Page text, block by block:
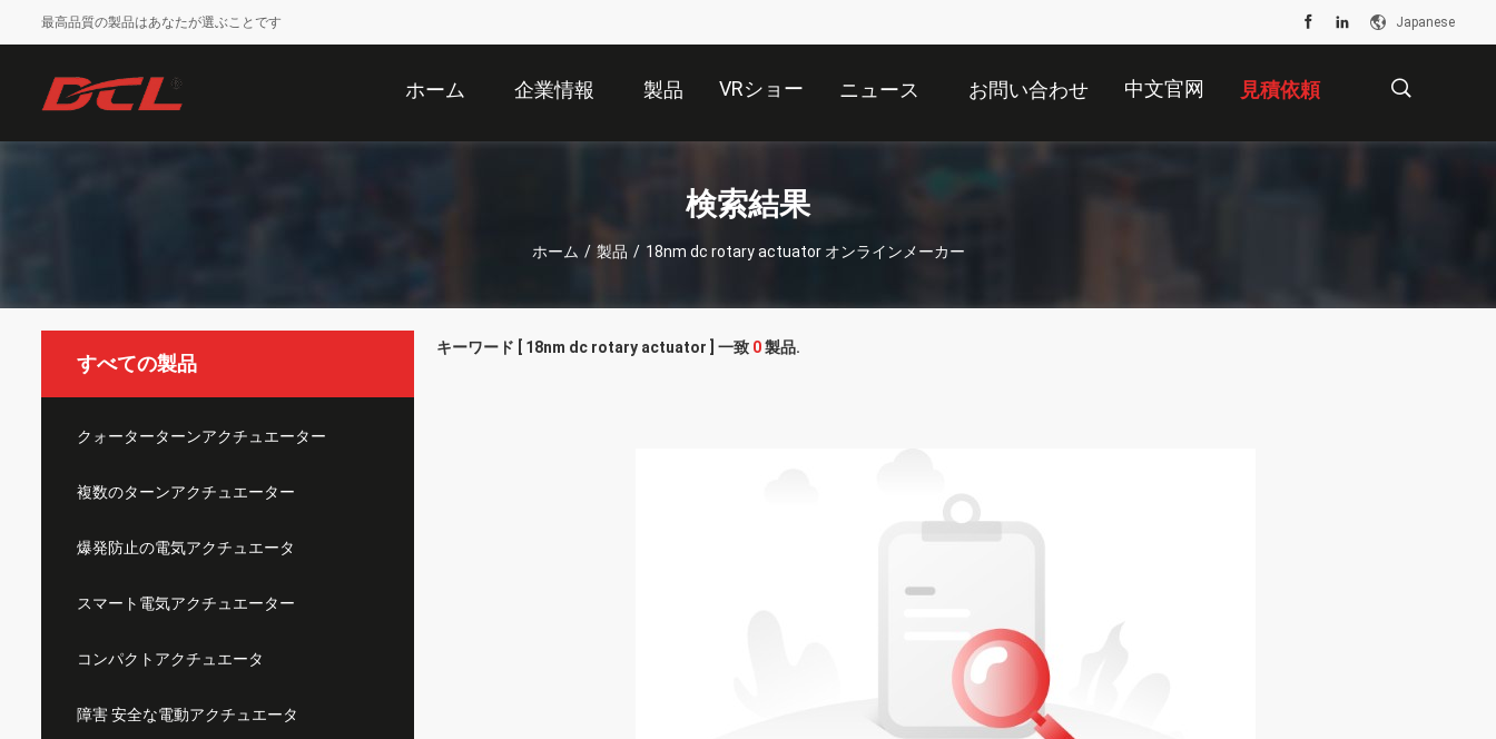
最高品質の製品はあなたが選ぶことです Japanese
ホーム 企業情報 製品 VRショー ニュース お問い合わせ 中文官网 見積依頼
検索結果
ホーム / 製品 / 18nm dc rotary actuator オンラインメーカー
すべての製品
クォーターターンアクチュエーター
複数のターンアクチュエーター
爆発防止の電気アクチュエータ
スマート電気アクチュエーター
コンパクトアクチュエータ
障害 安全な電動アクチュエータ
キーワード [ 18nm dc rotary actuator ] 一致 0製品.